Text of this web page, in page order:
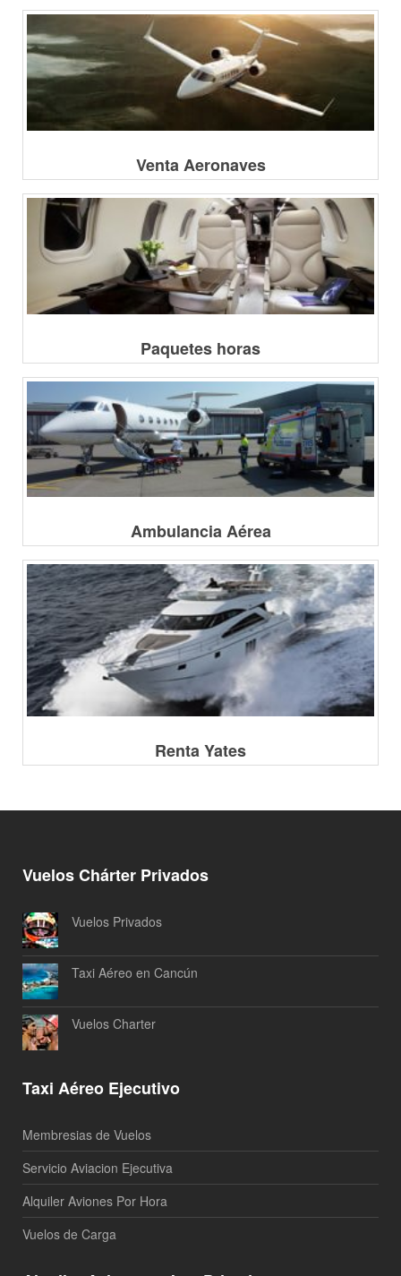
Venta Aeronaves
Paquetes horas
Ambulancia Aérea
Renta Yates
Vuelos Chárter Privados
Vuelos Privados
Taxi Aéreo en Cancún
Vuelos Charter
Taxi Aéreo Ejecutivo
Membresias de Vuelos
Servicio Aviacion Ejecutiva
Alquiler Aviones Por Hora
Vuelos de Carga